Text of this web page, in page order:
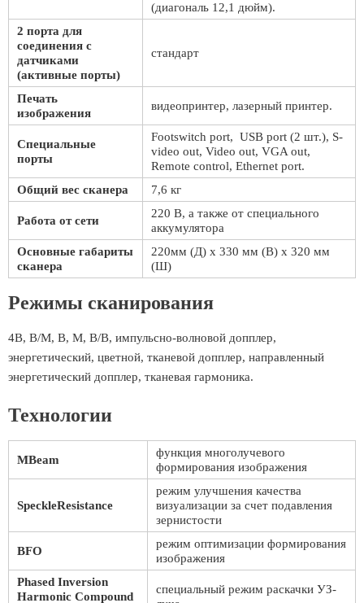
(диагональ 12,1 дюйм).
2 порта для
соединения с
датчиками
(активные порты)
стандарт
Печать
изображения
видеопринтер, лазерный принтер.
Специальные
порты
Footswitch port, USB port (2 шт.), S-
video out, Video out, VGA out,
Remote control, Ethernet port.
Общий вес сканера
7,6 кг
Работа от сети
220 В, а также от специального
аккумулятора
Основные габариты
сканера
220мм (Д) х 330 мм (В) х 320 мм
(Ш)
Режимы сканирования
4В, В/М, В, М, В/В, импульсно-волновой допплер,
энергетический, цветной, тканевой допплер, направленный
энергетический допплер, тканевая гармоника.
Технологии
МBeam
функция многолучевого
формирования изображения
SpeckleResistance
режим улучшения качества
визуализации за счет подавления
зернистости
BFO
режим оптимизации формирования
изображения
Phased Inversion
Harmonic Compound
специальный режим раскачки УЗ-